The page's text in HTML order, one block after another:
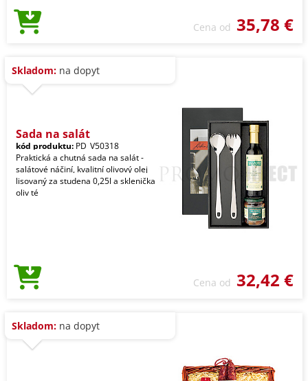
Cena od 35,78 €
Skladom: na dopyt
Sada na salát
kód produktu: PD_V50318
Praktická a chutná sada na salát -
salátové náčiní, kvalitní olivový olej
lisovaný za studena 0,25l a sklenička
oliv té
Cena od 32,42 €
Skladom: na dopyt